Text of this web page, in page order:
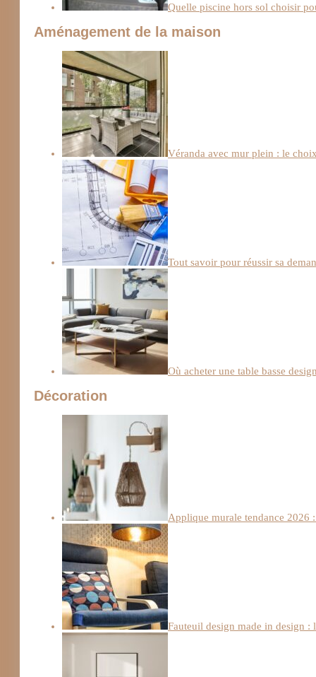
Quelle piscine hors sol choisir
Aménagement de la maison
Véranda avec mur plein : le
Tout savoir pour réussir sa
Où acheter une table basse
Décoration
Applique murale tendance 2026
Fauteuil design made in design